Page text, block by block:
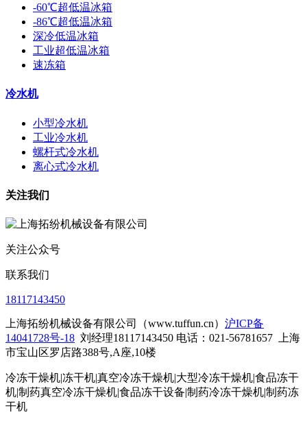
-60℃超低温冰箱
-86℃超低温冰箱
深冷低温冰箱
工业超低温冰箱
速冻箱
冷水机
小型冷水机
工业冷水机
螺杆式冷水机
离心式冷水机
关注我们
关注公众号
联系我们
18117143450
上海拓纷机械设备有限公司（www.tuffun.cn） 沪ICP备
14041728号-18 刘经理18117143450 电话：021-56781657
上海
市宝山区罗店路388号,A座,10楼
冷冻干燥机|冻干机|真空冷冻干燥机|大型冷冻干燥机|食品冻干
机|制药真空冷冻干燥机|食品冻干设备|制药冷冻干燥机|制药冻
干机